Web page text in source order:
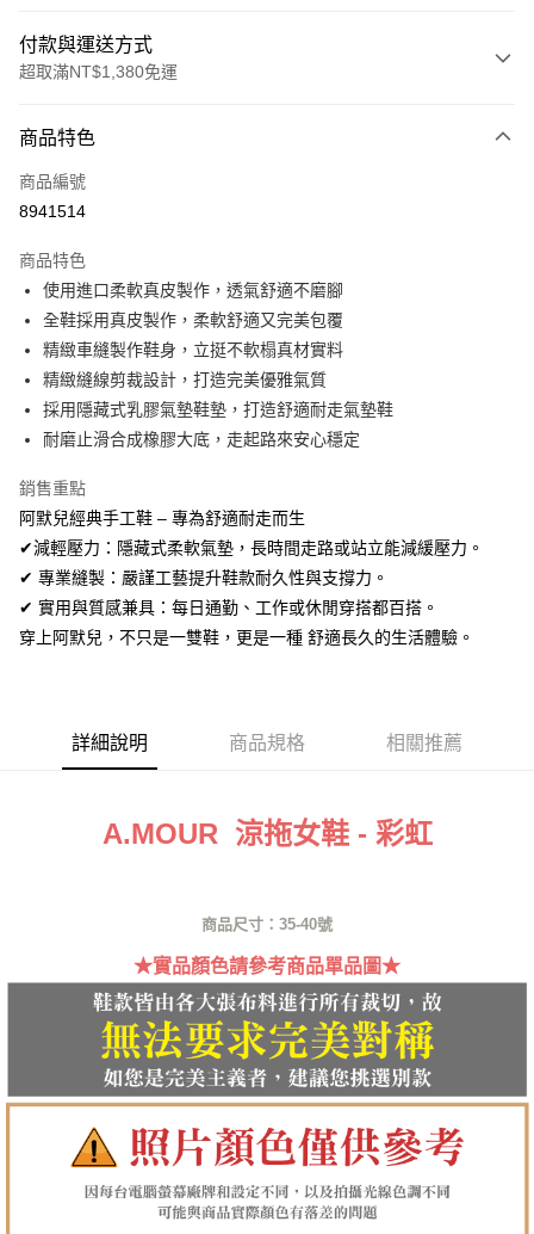
付款與運送方式
超取滿NT$1,380免運
信用卡一次付款
信用卡分期付款
合作金庫商業銀行
華南商業銀行
彰化商業銀行
上海商業儲蓄銀行
台北富邦商業銀行
國泰世華商業銀行
兆豐國際商業銀行
臺灣中小企業銀行
台中商業銀行
匯豐（台灣）商業銀行
華泰商業銀行
聯邦商業銀行
遠東國際商業銀行
元大商業銀行
永豐商業銀行
台新國際商業銀行
台灣樂天信用卡公司
超商取貨付款
LINE Pay
Apple Pay
街口支付
AFTEE先享後付
相關說明
【關於「AFTEE先享後付」】
AFTEE先享後付是「在收到商品之後才付款」的支付方式。 讓您購物簡單
便利好安心！
１．簡單：不需註冊會員、不需綁卡、不需儲值。
２．便利：只要手機號碼，簡訊認證，即可結帳。
結帳頁面，進行簡訊認證並確認金額後，即可完成結帳。
２．訂單成立數日內，您將收到繳費通知簡訊。
ATM／網路銀行／等多元方式進行付款，方視為交易完成。
※ 請注意：結帳手續完成當下不需立刻繳費，但若您需要取消訂單，請聯絡
是否繳費成功／繳費後需取消欲退款等相關疑問，請聯繫「AFTEE先享後付
【注意事項】
１．透過由恩沛科技股份有限公司提供之「AFTEE先享後付」服務完成之交
易，需依本服務之必要範圍內提供個人資料，並將交易相關給付款項請求債
權轉讓予恩沛科技股份有限公司。
２．關於個人資料處理事宜，請瀏覽以下網址：
https://aftee.tw/terms/#terms3
「AFTEE先享後付」，若未經同意申辦者引起之損失，本公司不負相關責
時審查核予不同之上限額度；若仍有額度不足之情形，本公司將視審查結果
請求用戶進行身份認證。
ATM付款
運送方式
付款後全家取貨
7-11取貨付款
每筆NT$60，滿NT$1,380(含以上)免運費
每筆NT$100，滿NT$1,380(含以上)免運費
郵局(離島專用)
每筆NT$125，滿NT$1,380(含以上)免運費
海外宅配（貨到付運費） 查看運費
商品特色
商品編號
8941514
商品特色
使用進口柔軟真皮製作，透氣舒適不磨腳
全鞋採用真皮製作，柔軟舒適又完美包覆
精緻車縫製作鞋身，立挺不軟榻真材實料
精緻縫線剪裁設計，打造完美優雅氣質
採用隱藏式乳膠氣墊鞋墊，打造舒適耐走氣墊鞋
耐磨止滑合成橡膠大底，走起路來安心穩定
銷售重點
阿默兒經典手工鞋 – 專為舒適耐走而生
✔減輕壓力：隱藏式柔軟氣墊，長時間走路或站立能減緩壓力。
✔ 專業縫製：嚴謹工藝提升鞋款耐久性與支撐力。
✔ 實用與質感兼具：每日通勤、工作或休閒穿搭都百搭。
穿上阿默兒，不只是一雙鞋，更是一種 舒適長久的生活體驗。
詳細說明 商品規格 相關推薦
A.MOUR 涼拖女鞋 - 彩虹
商品尺寸：35-40號
★實品顏色請參考商品單品圖★